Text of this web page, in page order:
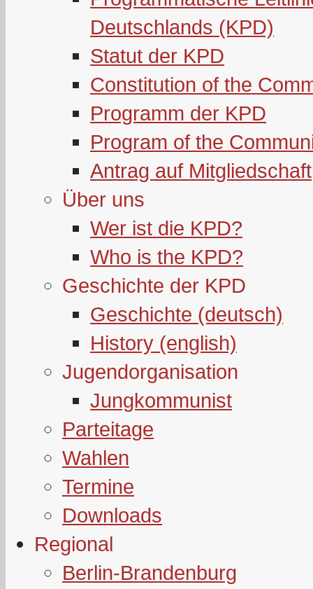
Deutschlands (KPD)
Statut der KPD
Constitution of the
Programm der KPD
Program of the
Antrag auf Mitgliedschaft
Über uns
Wer ist die KPD?
Who is the KPD?
Geschichte der KPD
Geschichte (deutsch)
History (english)
Jugendorganisation
Jungkommunist
Parteitage
Wahlen
Termine
Downloads
Regional
Berlin-Brandenburg